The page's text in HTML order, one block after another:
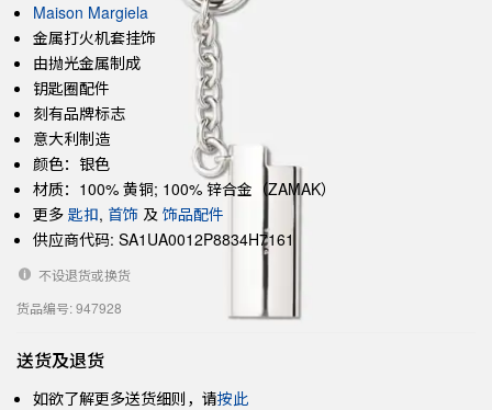
Maison Margiela
金属打火机套挂饰
由抛光金属制成
钥匙圈配件
刻有品牌标志
意大利制造
颜色：银色
材质：100% 黄铜; 100% 锌合金（ZAMAK）
更多 匙扣, 首饰 及 饰品配件
供应商代码: SA1UA0012P8834H7161
不设退货或换货
货品编号: 947928
送货及退货
如欲了解更多送货细则，请按此